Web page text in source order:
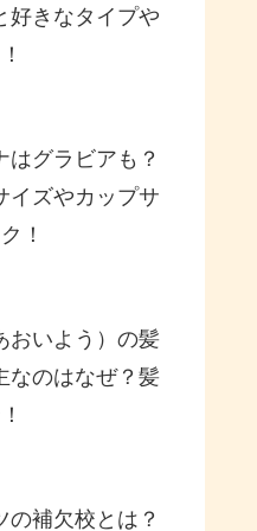
好きなタイプや
はグラビアも？
イズやカップサ
！
おいよう）の髪
なのはなぜ？髪
の補欠校とは？